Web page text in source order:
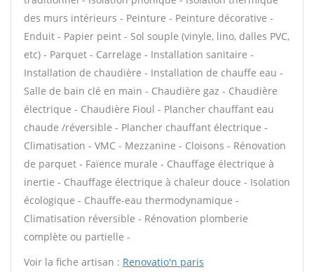
des murs intérieurs - Peinture - Peinture décorative -
Enduit - Papier peint - Sol souple (vinyle, lino, dalles PVC,
etc) - Parquet - Carrelage - Installation sanitaire -
Installation de chaudière - Installation de chauffe eau -
Salle de bain clé en main - Chaudière gaz - Chaudière
électrique - Chaudière Fioul - Plancher chauffant eau
chaude /réversible - Plancher chauffant électrique -
Climatisation - VMC - Mezzanine - Cloisons - Rénovation
de parquet - Faïence murale - Chauffage électrique à
inertie - Chauffage électrique à chaleur douce - Isolation
écologique - Chauffe-eau thermodynamique -
Climatisation réversible - Rénovation plomberie
complète ou partielle -
Voir la fiche artisan : Renovatio'n paris